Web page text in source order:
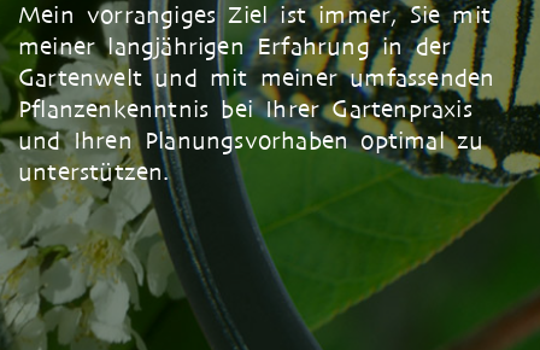
Mein vorrangiges Ziel ist immer, Sie mit
meiner langjährigen Erfahrung in der
Gartenwelt und mit meiner umfassenden
Pflanzenkenntnis bei Ihrer Gartenpraxis
und Ihren Planungsvorhaben optimal zu
unterstützen.